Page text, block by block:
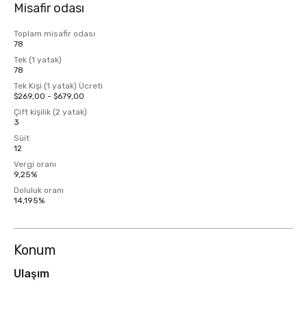
Misafir odası
Toplam misafir odası
78
Tek (1 yatak)
78
Tek Kişi (1 yatak) Ücreti
$269,00 - $679,00
Çift kişilik (2 yatak)
3
Süit
12
Vergi oranı
9,25%
Doluluk oranı
14,195%
Konum
Ulaşım